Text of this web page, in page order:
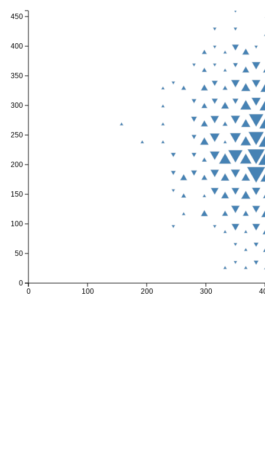
0 100 200 300
0
50
100
150
200
250
300
350
400
450